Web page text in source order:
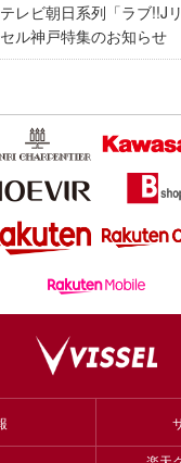
テレビ朝日系列「ラブ!!J
セル神戸特集のお知らせ